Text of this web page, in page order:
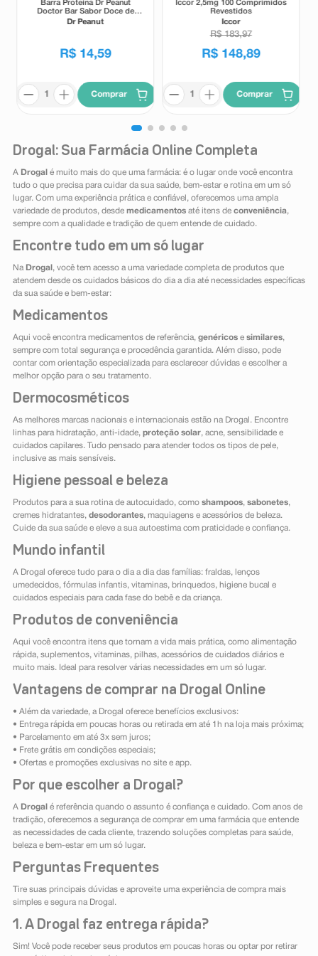
Barra Proteína Dr Peanut
Doctor Bar Sabor Doce de
Leite 62g
Dr Peanut
R$ 14,59
Comprar
Iccor 2,5mg 100 Comprimidos
Revestidos
Iccor
R$ 183,97
R$ 148,89
Comprar
Drogal: Sua Farmácia Online Completa
A Drogal é muito mais do que uma farmácia: é o lugar onde você encontra
tudo o que precisa para cuidar da sua saúde, bem-estar e rotina em um só
lugar. Com uma experiência prática e confiável, oferecemos uma ampla
variedade de produtos, desde medicamentosaté itens de conveniência,
sempre com a qualidade e tradição de quem entende de cuidado.
Encontre tudo em um só lugar
Na Drogal , você tem acesso a uma variedade completa de produtos que
atendem desde os cuidados básicos do dia a dia até necessidades específicas
da sua saúde e bem-estar:
Medicamentos
Aqui você encontra medicamentos de referência, genéricose similares,
sempre com total segurança e procedência garantida. Além disso, pode
contar com orientação especializada para esclarecer dúvidas e escolher a
melhor opção para o seu tratamento.
Dermocosméticos
As melhores marcas nacionais e internacionais estão na Drogal. Encontre
linhas para hidratação, anti-idade, proteção solar, acne, sensibilidade e
cuidados capilares. Tudo pensado para atender todos os tipos de pele,
inclusive as mais sensíveis.
Higiene pessoal e beleza
Produtos para a sua rotina de autocuidado, como shampoos, sabonetes,
cremes hidratantes, desodorantes, maquiagens e acessórios de beleza.
Cuide da sua saúde e eleve a sua autoestima com praticidade e confiança.
Mundo infantil
A Drogal oferece tudo para o dia a dia das famílias: fraldas, lenços
umedecidos, fórmulas infantis, vitaminas, brinquedos, higiene bucal e
cuidados especiais para cada fase do bebê e da criança.
Produtos de conveniência
Aqui você encontra itens que tornam a vida mais prática, como alimentação
rápida, suplementos, vitaminas, pilhas, acessórios de cuidados diários e
muito mais. Ideal para resolver várias necessidades em um só lugar.
Vantagens de comprar na Drogal Online
• Além da variedade, a Drogal oferece benefícios exclusivos:
• Entrega rápida em poucas horas ou retirada em até 1h na loja mais próxima;
• Parcelamento em até 3x sem juros;
• Frete grátis em condições especiais;
• Ofertas e promoções exclusivas no site e app.
Por que escolher a Drogal?
A Drogal é referência quando o assunto é confiança e cuidado. Com anos de
tradição, oferecemos a segurança de comprar em uma farmácia que entende
as necessidades de cada cliente, trazendo soluções completas para saúde,
beleza e bem-estar em um só lugar.
Perguntas Frequentes
Tire suas principais dúvidas e aproveite uma experiência de compra mais
simples e segura na Drogal.
1. A Drogal faz entrega rápida?
Sim! Você pode receber seus produtos em poucas horas ou optar por retirar